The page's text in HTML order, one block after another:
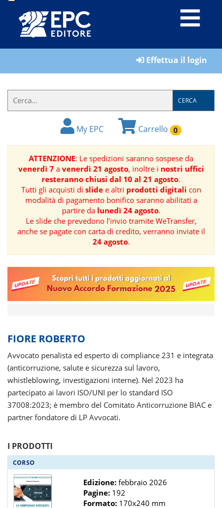
LIBRI
IL
FORMATORE
BOOK
RIVISTE
MANUALISTICA
SOFTWARE
AREE
TEMATICHE
Effettua il login
CERCA
My EPC Carrello 0
ATTENZIONE: Le spedizioni saranno sospese da
venerdì 7a venerdì 21 agosto, inoltre i nostri uffici
resteranno chiusi dal 10 al 21 agosto.
Tutti gli acquisti di slidee altri prodotti digitali con
modalità di pagamento bonifico saranno abilitati a
partire da lunedì 24 agosto.
Le slide che prevedono l’invio tramite WeTransfer,
anche se pagate con carta di credito, verranno inviate il
24 agosto.
FIORE ROBERTO
Avvocato penalista ed esperto di compliance 231 e integrata
(anticorruzione, salute e sicurezza sul lavoro,
whistleblowing, investigazioni interne). Nel 2023 ha
partecipato ai lavori ISO/UNI per lo standard ISO
37008:2023; è membro del Comitato Anticorruzione BIAC e
partner fondatore di LP Avvocati.
I PRODOTTI
CORSO
Edizione:febbraio 2026
Pagine: 192
Formato:170x240 mm